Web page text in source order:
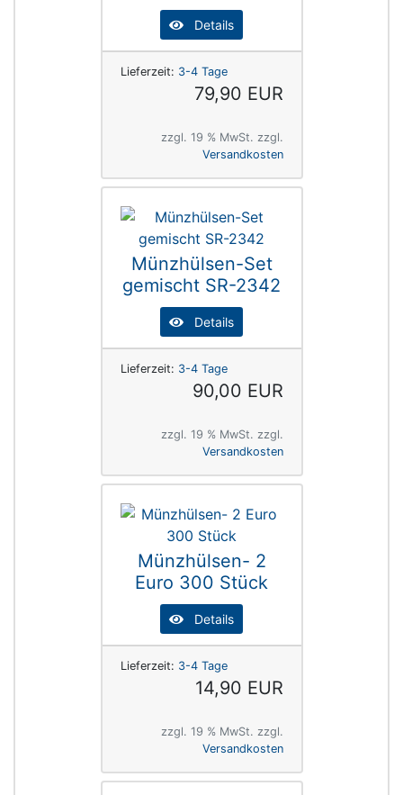
Details
Lieferzeit: 3-4 Tage
79,90 EUR
zzgl. 19 % MwSt. zzgl.
Versandkosten
Münzhülsen-Set
gemischt SR-2342
Details
Lieferzeit: 3-4 Tage
90,00 EUR
zzgl. 19 % MwSt. zzgl.
Versandkosten
Münzhülsen- 2
Euro 300 Stück
Details
Lieferzeit: 3-4 Tage
14,90 EUR
zzgl. 19 % MwSt. zzgl.
Versandkosten